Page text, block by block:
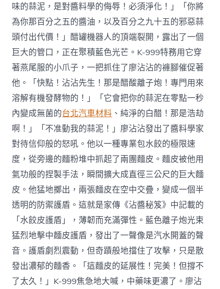
味的蒜泥，是對醬料學的侮辱！必須淨化！」「你將
為你那百分之五的醬油，以及百分之九十五的邪惡蒜
頭付出代價！」醋罐機器人的頂端裂開，露出了一個
巨大的管口，正在聚積藍色光芒。K-999特務用它穿
著燕尾服的小爪子，一把抓住了廖沾沾的褲腳催促著
他。「快點！沾沾先生！那是醋酸離子炮！專門用來
溶解有機發酵物的！」「它會把你的蒜泥在零點一秒
內變成無菌的台北汽車材料 、純淨的白醋！那是浩劫
啊！」「不准動我的蒜泥！」廖沾沾發出了醬料學家
對待信仰般的怒吼。他以一種專業包水餃的極限速
度，從旁邊的麵粉堆中抓起了兩團麵皮。麵皮被他用
氣功般的捏製手法，瞬間擴大成直徑三公尺的巨大麵
皮。他猛地擲出，兩張麵皮在空中交疊，變成一個半
透明的防禦護盾。這就是家傳《沾醬秘笈》中記載的
「水餃皮護盾」，薄韌而充滿彈性。藍色離子炮光束
猛烈地擊中麵皮護盾，發出了一聲像是汽水開蓋的聲
音。護盾劇烈震動，但奇蹟般地擋住了攻擊，只是散
發出濃郁的麵香。「這麵皮的延展性！完美！但撐不
了太久！」K-999焦急地大喊，中藥味更濃了。廖沾